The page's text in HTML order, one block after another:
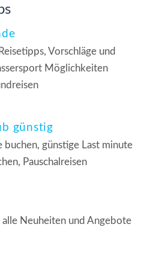
Vorschläge und
Möglichkeiten
günstig
buchen, günstige Last minute
Pauschalreisen
alle Neuheiten und Angebote